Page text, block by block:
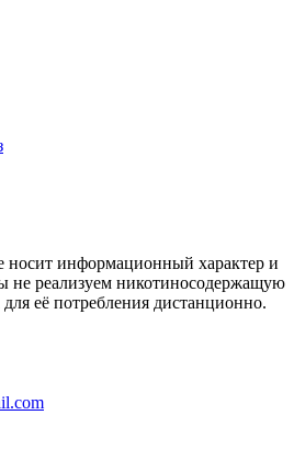
носит информационный характер и
не реализуем никотиносодержащую
её потребления дистанционно.